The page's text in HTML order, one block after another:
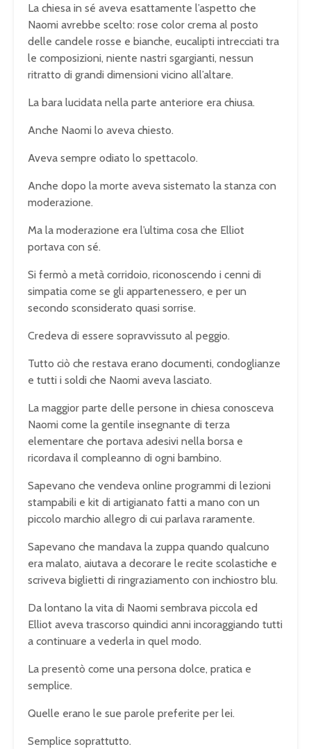
La chiesa in sé aveva esattamente l’aspetto che
Naomi avrebbe scelto: rose color crema al posto
delle candele rosse e bianche, eucalipti intrecciati tra
le composizioni, niente nastri sgargianti, nessun
ritratto di grandi dimensioni vicino all’altare.
La bara lucidata nella parte anteriore era chiusa.
Anche Naomi lo aveva chiesto.
Aveva sempre odiato lo spettacolo.
Anche dopo la morte aveva sistemato la stanza con
moderazione.
Ma la moderazione era l’ultima cosa che Elliot
portava con sé.
Si fermò a metà corridoio, riconoscendo i cenni di
simpatia come se gli appartenessero, e per un
secondo sconsiderato quasi sorrise.
Credeva di essere sopravvissuto al peggio.
Tutto ciò che restava erano documenti, condoglianze
e tutti i soldi che Naomi aveva lasciato.
La maggior parte delle persone in chiesa conosceva
Naomi come la gentile insegnante di terza
elementare che portava adesivi nella borsa e
ricordava il compleanno di ogni bambino.
Sapevano che vendeva online programmi di lezioni
stampabili e kit di artigianato fatti a mano con un
piccolo marchio allegro di cui parlava raramente.
Sapevano che mandava la zuppa quando qualcuno
era malato, aiutava a decorare le recite scolastiche e
scriveva biglietti di ringraziamento con inchiostro blu.
Da lontano la vita di Naomi sembrava piccola ed
Elliot aveva trascorso quindici anni incoraggiando tutti
a continuare a vederla in quel modo.
La presentò come una persona dolce, pratica e
semplice.
Quelle erano le sue parole preferite per lei.
Semplice soprattutto.